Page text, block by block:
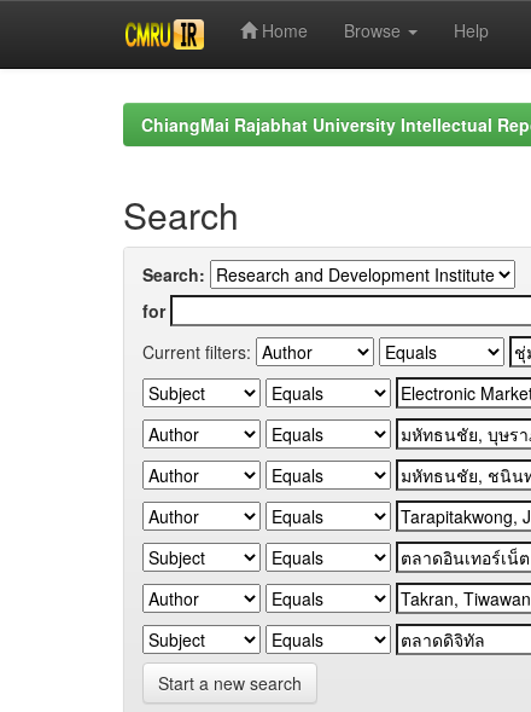
Home Browse Help
ChiangMai Rajabhat University Intellectual
Search
Search:
for
Current filters:
Start a new search